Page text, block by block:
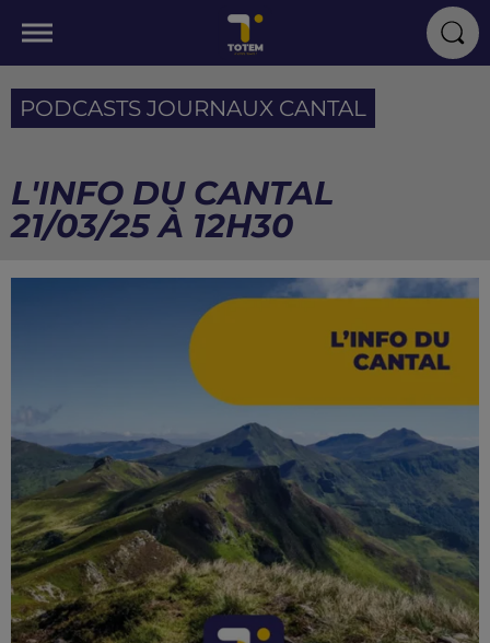
PODCASTS JOURNAUX CANTAL
L'INFO DU CANTAL
21/03/25 À 12H30